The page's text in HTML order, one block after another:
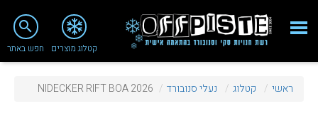
close
קטלוג מוצרים
search
חפש באתר
ראשי קטלוג נעלי סנובורד NIDECKER RIFT BOA 2026